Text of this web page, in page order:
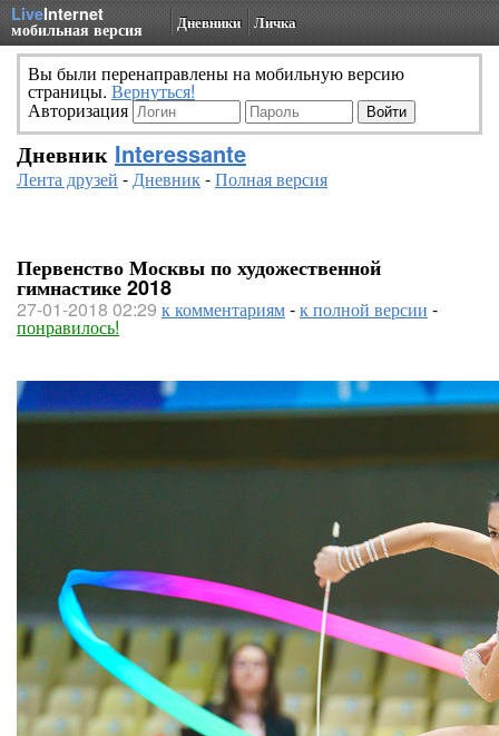
LiveInternet
мобильная версия Дневники Личка
Вы были перенаправлены на мобильную версию
страницы. Вернуться!
Авторизация
Дневник Interessante
Лента друзей -Дневник-Полная версия
Первенство Москвы по художественной
гимнастике 2018
27-01-2018 02:29 к комментариям-к полной версии -
понравилось!